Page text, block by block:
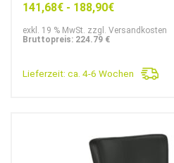
141,68€ - 188,90€
exkl. 19 % MwSt. zzgl. Versandkosten
Bruttopreis: 224.79 €
Lieferzeit: ca. 4-6 Wochen